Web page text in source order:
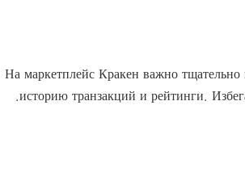
На маркетплейс Кракен важно
историю транзакций и рейтинги.